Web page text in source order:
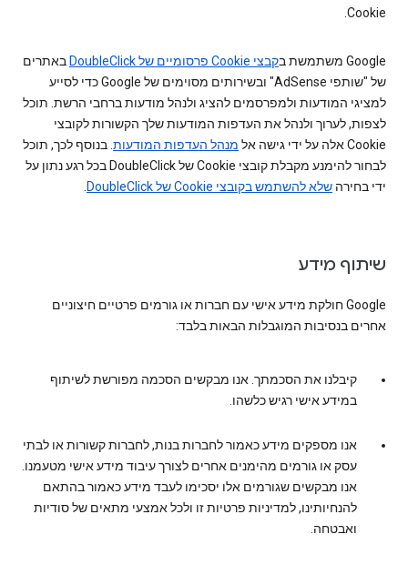
Cookie.
Google משתמשת ב קבצי Cookie פרסומיים של DoubleClick
באתרים
של "שותפי AdSense" ובשירותים מסוימים של Google כדי לסייע
למציגי המודעות ולמפרסמים להציג ולנהל מודעות ברחבי הרשת. תוכל
לצפות, לערוך ולנהל את העדפות המודעות שלך הקשורות לקובצי
Cookie אלה על ידי גישה אל
מנהל העדפות המודעות . בנוסף לכך, תוכל
לבחור להימנע מקבלת קובצי Cookie של DoubleClick בכל רגע נתון על
ידי בחירה שלא להשתמש בקובצי Cookie של DoubleClick
שיתוף מידע
Google חולקת מידע אישי עם חברות או גורמים פרטיים חיצוניים
אחרים בנסיבות המוגבלות הבאות בלבד:
קיבלנו את הסכמתך. אנו מבקשים הסכמה מפורשת לשיתוף
במידע אישי רגיש כלשהו.
אנו מספקים מידע כאמור לחברות בנות, לחברות קשורות או לבתי
עסק או גורמים מהימנים אחרים לצורך עיבוד מידע אישי מטעמנו.
אנו מבקשים שגורמים אלו יסכימו לעבד מידע כאמור בהתאם
להנחיותינו, למדיניות פרטיות זו ולכל אמצעי מתאים של סודיות
ואבטחה.